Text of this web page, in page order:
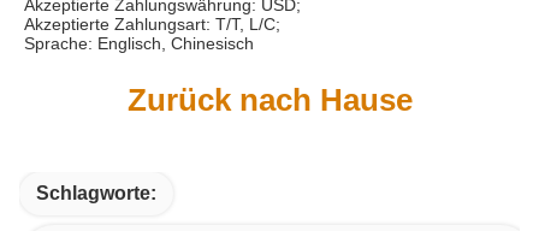
Akzeptierte Zahlungswährung: USD;
Akzeptierte Zahlungsart: T/T, L/C;
Sprache: Englisch, Chinesisch
Zurück nach Hause
Schlagworte: